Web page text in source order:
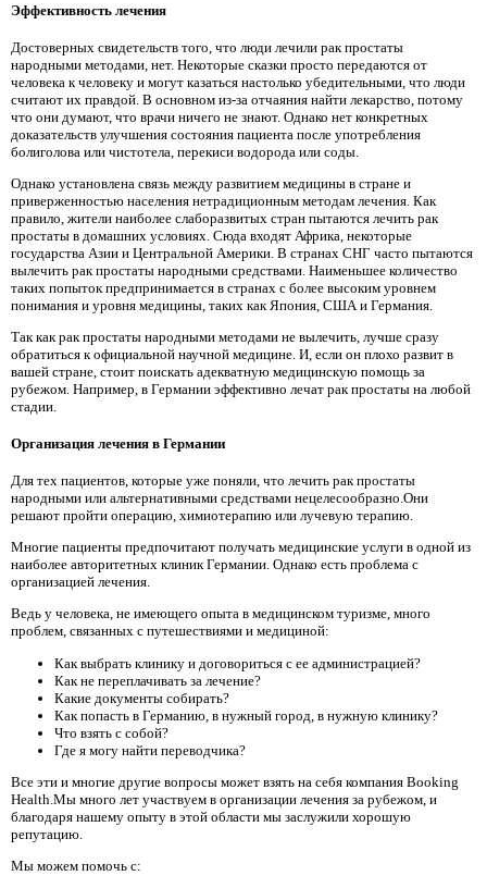
Эффективность лечения
Достоверных свидетельств того, что люди лечили рак простаты
народными методами, нет. Некоторые сказки просто передаются от
человека к человеку и могут казаться настолько убедительными, что люди
считают их правдой. В основном из-за отчаяния найти лекарство, потому
что они думают, что врачи ничего не знают. Однако нет конкретных
доказательств улучшения состояния пациента после употребления
болиголова или чистотела, перекиси водорода или соды.
Однако установлена ​​связь между развитием медицины в стране и
приверженностью населения нетрадиционным методам лечения. Как
правило, жители наиболее слаборазвитых стран пытаются лечить рак
простаты в домашних условиях. Сюда входят Африка, некоторые
государства Азии и Центральной Америки. В странах СНГ часто пытаются
вылечить рак простаты народными средствами. Наименьшее количество
таких попыток предпринимается в странах с более высоким уровнем
понимания и уровня медицины, таких как Япония, США и Германия.
Так как рак простаты народными методами не вылечить, лучше сразу
обратиться к официальной научной медицине. И, если он плохо развит в
вашей стране, стоит поискать адекватную медицинскую помощь за
рубежом. Например, в Германии эффективно лечат рак простаты на любой
стадии.
Организация лечения в Германии
Для тех пациентов, которые уже поняли, что лечить рак простаты
народными или альтернативными средствами нецелесообразно.Они
решают пройти операцию, химиотерапию или лучевую терапию.
Многие пациенты предпочитают получать медицинские услуги в одной из
наиболее авторитетных клиник Германии. Однако есть проблема с
организацией лечения.
Ведь у человека, не имеющего опыта в медицинском туризме, много
проблем, связанных с путешествиями и медициной:
Как выбрать клинику и договориться с ее администрацией?
Как не переплачивать за лечение?
Какие документы собирать?
Как попасть в Германию, в нужный город, в нужную клинику?
Что взять с собой?
Где я могу найти переводчика?
Все эти и многие другие вопросы может взять на себя компания Booking
Health.Мы много лет участвуем в организации лечения за рубежом, и
благодаря нашему опыту в этой области мы заслужили хорошую
репутацию.
Мы можем помочь с: